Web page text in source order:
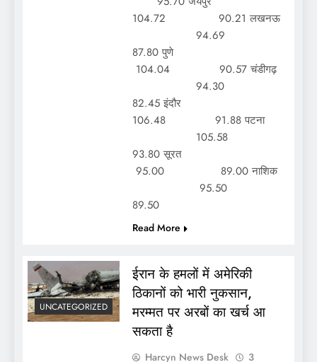
104.72 90.21 लखनऊ
94.69
87.80 पुणे
104.04 90.57 चंडीगढ़
94.30
82.45 इंदौर
106.48 91.88 पटना
105.58
93.80 सूरत
95.00 89.00 नाशिक
95.50
89.50
Read More
UNCATEGORIZED
ईरान के हमलों में अमेरिकी
ठिकानों को भारी नुकसान,
मरम्मत पर अरबों का खर्च आ
सकता है
Harcyn News Desk 3